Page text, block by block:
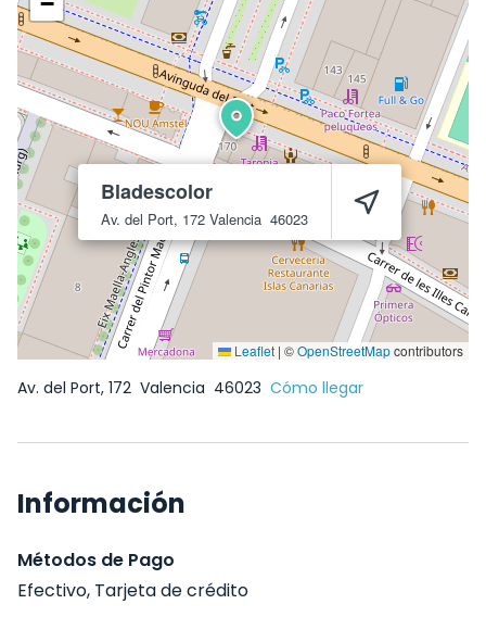
Bladescolor
Av. del Port, 172 Valencia 46023
Leaflet | ©OpenStreetMapcontributors
Av. del Port, 172 Valencia 46023 Cómo llegar
Información
Métodos de Pago
Efectivo, Tarjeta de crédito